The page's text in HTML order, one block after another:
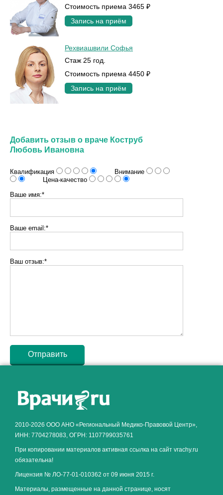
Стоимость приема 3465 ₽
Запись на приём
Рехвиашвили Софья
Стаж 25 год.
Стоимость приема 4450 ₽
Запись на приём
Добавить отзыв о враче Коструб
Любовь Ивановна
Квалификация
Внимание
Цена-качество
Ваше имя:*
Ваше email:*
Ваш отзыв:*
2010-2026 ООО АНО «Региональный Медико-Правовой Центр»,
ИНН: 7704278083, ОГРН: 1107799035761
При копировании материалов активная ссылка на сайт vrachy.ru
обязательна!
Лицензия № ЛО-77-01-010362 от 09 июня 2015 г.
Материалы, размещенные на данной странице, носят